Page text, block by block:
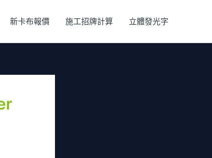
新卡布報價 施工招牌計算 立體發光字